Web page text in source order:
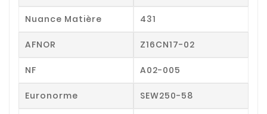
Nuance Matière 431
AFNOR Z16CN17-02
NF A02-005
Euronorme SEW250-58